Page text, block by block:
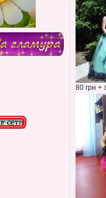
80 грн +